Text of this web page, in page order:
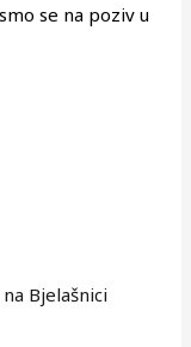
se na poziv u
Bjelašnici